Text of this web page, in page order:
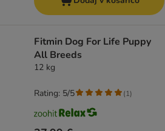
Fitmin Dog For Life Puppy
All Breeds
12 kg
Rating: 5/5 (1)